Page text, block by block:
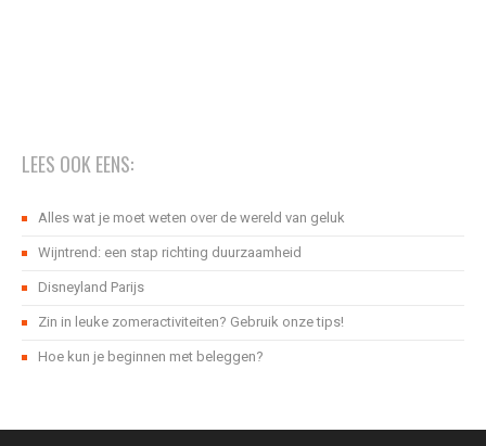
LEES OOK EENS:
Alles wat je moet weten over de wereld van geluk
Wijntrend: een stap richting duurzaamheid
Disneyland Parijs
Zin in leuke zomeractiviteiten? Gebruik onze tips!
Hoe kun je beginnen met beleggen?